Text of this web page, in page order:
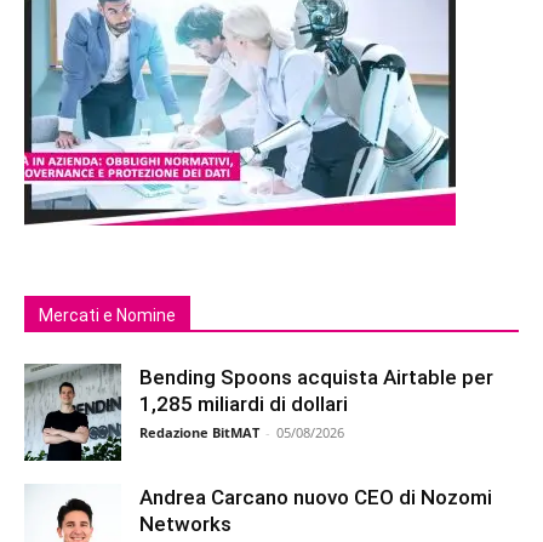
Mercati e Nomine
Bending Spoons acquista Airtable per
1,285 miliardi di dollari
Redazione BitMAT - 05/08/2026
Andrea Carcano nuovo CEO di Nozomi
Networks